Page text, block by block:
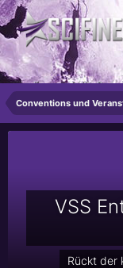
...die spezielle
Conventions und
VSS
Rückt der